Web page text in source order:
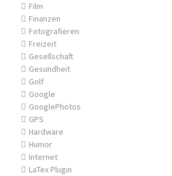
Film
Finanzen
Fotografieren
Freizeit
Gesellschaft
Gesundheit
Golf
Google
GooglePhotos
GPS
Hardware
Humor
Internet
LaTex Plugin